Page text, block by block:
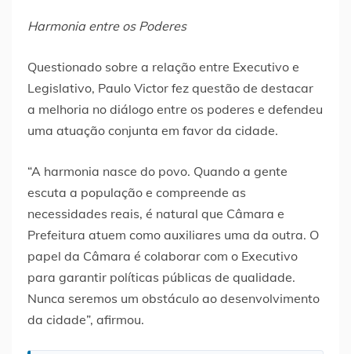
Harmonia entre os Poderes
Questionado sobre a relação entre Executivo e
Legislativo, Paulo Victor fez questão de destacar
a melhoria no diálogo entre os poderes e defendeu
uma atuação conjunta em favor da cidade.
“A harmonia nasce do povo. Quando a gente
escuta a população e compreende as
necessidades reais, é natural que Câmara e
Prefeitura atuem como auxiliares uma da outra. O
papel da Câmara é colaborar com o Executivo
para garantir políticas públicas de qualidade.
Nunca seremos um obstáculo ao desenvolvimento
da cidade”, afirmou.